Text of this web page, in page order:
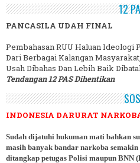
12
PANCASILA UDAH FINAL
Pembahasan RUU Haluan Ideologi
Dari Berbagai Kalangan
Usah Dibahas Dan Lebih Baik
Tendangan 12 PAS Dihentikan
SOS
INDONESIA DARURAT
Sudah dijatuhi hukuman mati bahkan
masih banyak bandar narkoba
ditangkap petugas Polisi maupun BNN